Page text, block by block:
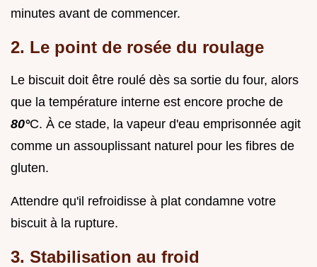
minutes avant de commencer.
2. Le point de rosée du roulage
Le biscuit doit être roulé dès sa sortie du four, alors
que la température interne est encore proche de
80°C. À ce stade, la vapeur d'eau emprisonnée agit
comme un assouplissant naturel pour les fibres de
gluten.
Attendre qu'il refroidisse à plat condamne votre
biscuit à la rupture.
3. Stabilisation au froid